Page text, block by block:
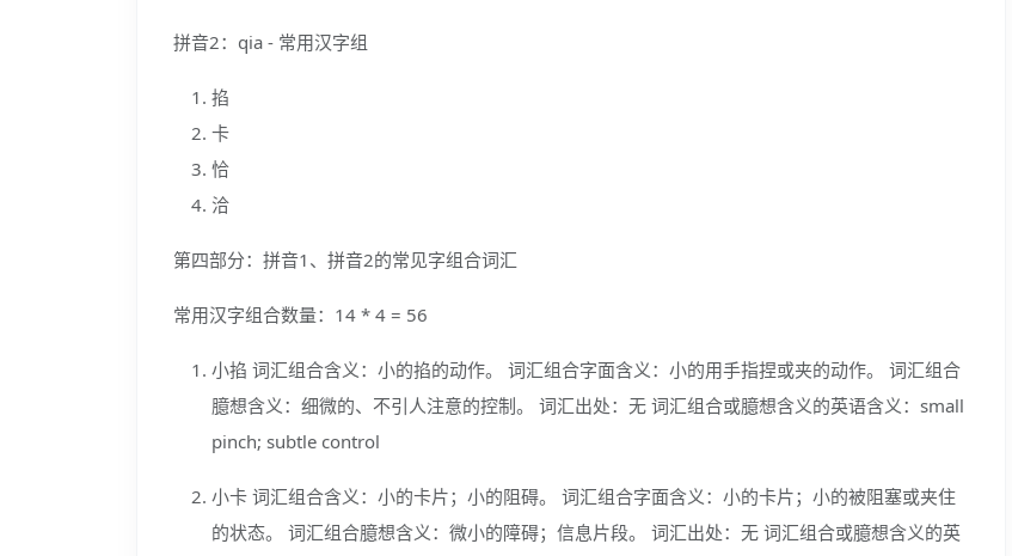
拼音2：qia - 常用汉字组
掐
卡
恰
洽
第四部分：拼音1、拼音2的常见字组合词汇
常用汉字组合数量：14 * 4 = 56
小掐 词汇组合含义：小的掐的动作。 词汇组合字面含义：小的用手指捏或夹的动作。 词汇组合
臆想含义：细微的、不引人注意的控制。 词汇出处：无 词汇组合或臆想含义的英语含义：small
pinch; subtle control
小卡 词汇组合含义：小的卡片；小的阻碍。 词汇组合字面含义：小的卡片；小的被阻塞或夹住
的状态。 词汇组合臆想含义：微小的障碍；信息片段。 词汇出处：无 词汇组合或臆想含义的英